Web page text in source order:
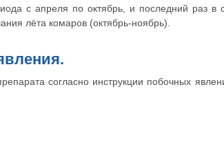
с апреля по октябрь, и последний раз в
лёта комаров (октябрь-ноябрь).
согласно инструкции побочных